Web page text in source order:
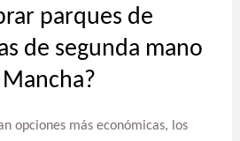
parques de
de segunda mano
opciones más económicas, los